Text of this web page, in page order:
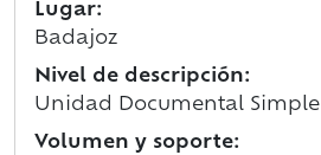
Lugar:
Badajoz
Nivel de descripción:
Unidad Documental Simple
Volumen y soporte: